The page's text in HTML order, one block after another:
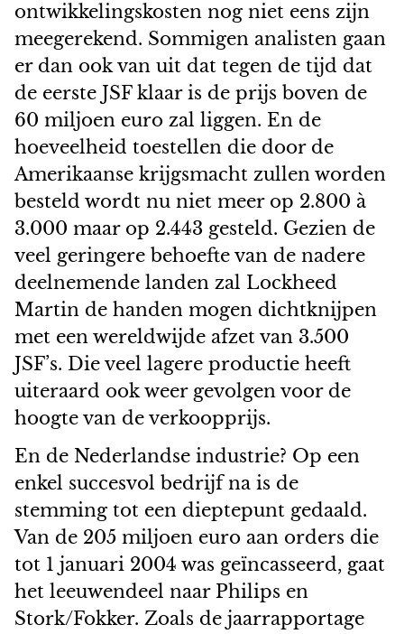
ontwikkelingskosten nog niet eens zijn
meegerekend. Sommigen analisten gaan
er dan ook van uit dat tegen de tijd dat
de eerste JSF klaar is de prijs boven de
60 miljoen euro zal liggen. En de
hoeveelheid toestellen die door de
Amerikaanse krijgsmacht zullen worden
besteld wordt nu niet meer op 2.800 à
3.000 maar op 2.443 gesteld. Gezien de
veel geringere behoefte van de nadere
deelnemende landen zal Lockheed
Martin de handen mogen dichtknijpen
met een wereldwijde afzet van 3.500
JSF’s. Die veel lagere productie heeft
uiteraard ook weer gevolgen voor de
hoogte van de verkoopprijs.
En de Nederlandse industrie? Op een
enkel succesvol bedrijf na is de
stemming tot een dieptepunt gedaald.
Van de 205 miljoen euro aan orders die
tot 1 januari 2004 was geïncasseerd, gaat
het leeuwendeel naar Philips en
Stork/Fokker. Zoals de jaarrapportage